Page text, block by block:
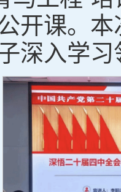
开课。
深入学